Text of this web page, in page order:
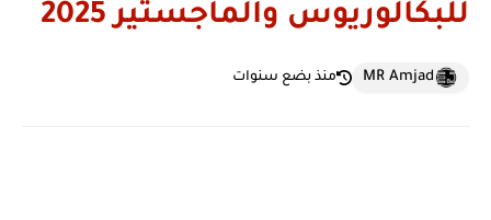
للبكالوريوس والماجستير 2025
MR Amjad منذ بضع سنوات